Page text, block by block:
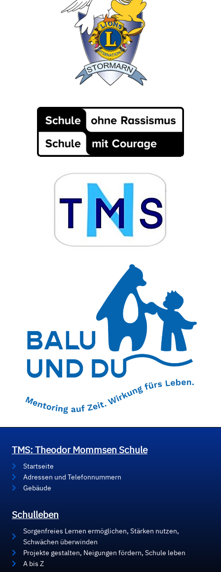
TMS: Theodor Mommsen Schule
Startseite
Adressen und Telefonnummern
Gebäude
Schulleben
Sorgenfreies Lernen ermöglichen, Stärken nutzen,
Schwächen überwinden
Projekte gestalten, Neigungen fördern, Schule leben
A bis Z